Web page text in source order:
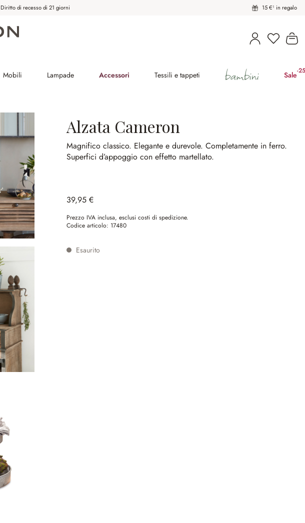
Diritto di recesso di 21 giorni 15 €¹ in regalo
Hai 0 Il
Mobili Lampade Accessori Tessili e tappeti bambini Sale-
Alzata Cameron
Magnifico classico. Elegante e durevole.Completamente in ferro.
Superfici d’appoggio con effetto martellato.
39,95 €
Prezzo IVA inclusa, esclusi costi di spedizione.
Codice articolo: 17480
Esaurito